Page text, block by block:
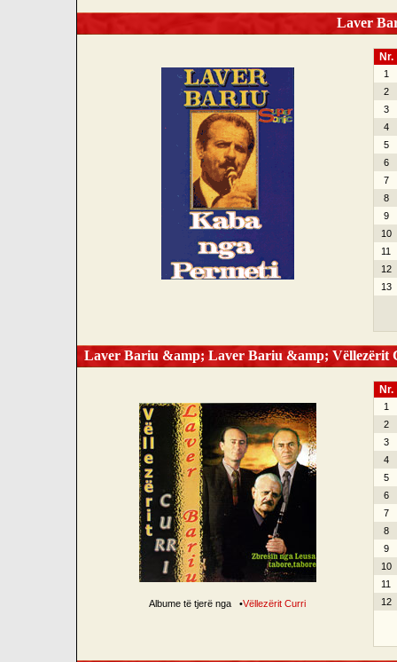
Laver
Nr.
1
2
3
4
5
6
7
8
9
10
11
12
13
Laver Bariu &amp; Laver Bariu &amp;
Albume të tjerë nga •Vëllezërit Curri
Nr.
1
2
3
4
5
6
7
8
9
10
11
12